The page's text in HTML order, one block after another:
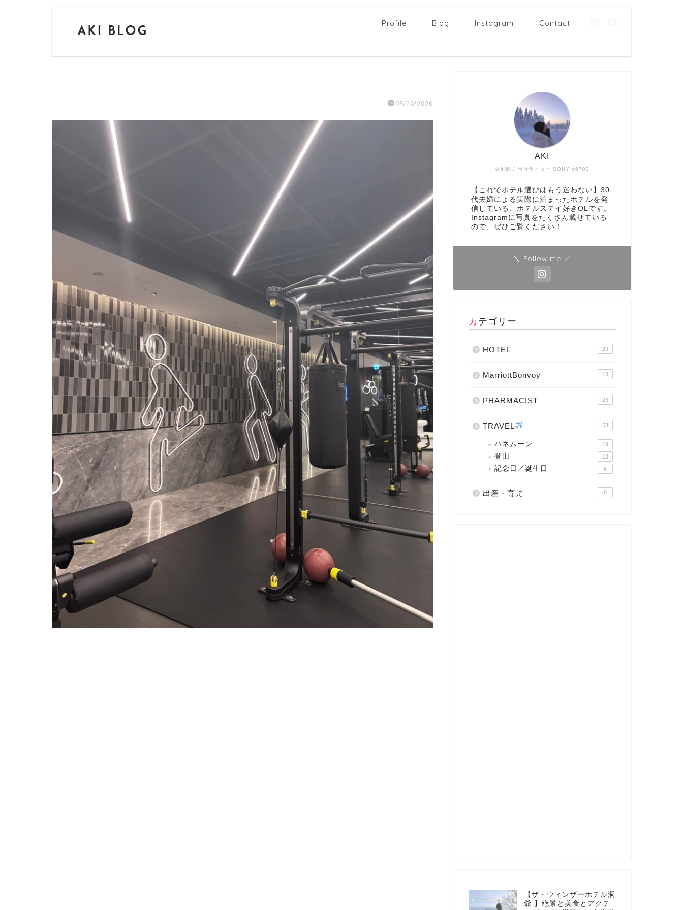
Profile Blog Instagram Contact
05/29/2026
薬剤師 / 旅行ライター SONY α6700
AKI
【これでホテル選びはもう迷わない】30
代夫婦による実際に泊まったホテルを発
信している、ホテルステイ好きOLです。
Instagramに写真をたくさん載せている
ので、ぜひご覧ください！
＼ Follow me ／
カテゴリー
HOTEL 29
MarriottBonvoy 13
PHARMACIST 23
TRAVEL 53
ハネムーン 19
登山 12
記念日／誕生日 6
出産・育児 6
【ザ・ウィンザーホテル洞
爺 】絶景と美食とアクテ